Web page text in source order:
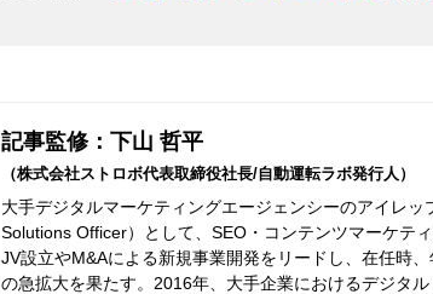
記事監修：下山 哲平
（株式会社ストロボ代表取締役社長/自動運転ラボ発行人）
大手デジタルマーケティングエージェンシーのアイレッ
Solutions Officer）として、SEO・コンテンツマーケテ
JV設立やM&Aによる新規事業開発をリードし、在任時
の急拡大を果たす。2016年、大手企業におけるデジタ